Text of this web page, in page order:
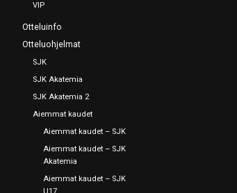
VIP
Otteluinfo
Otteluohjelmat
SJK
SJK Akatemia
SJK Akatemia 2
Aiemmat kaudet
Aiemmat kaudet – SJK
Aiemmat kaudet – SJK
Akatemia
Aiemmat kaudet – SJK